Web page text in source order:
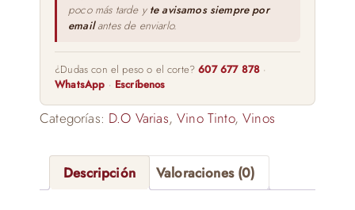
poco más tarde y te avisamos siempre por
emailantes de enviarlo.
¿Dudas con el peso o el corte?607 677 878 ·
WhatsApp · Escríbenos
Categorías: D.O Varias,Vino Tinto,Vinos
Descripción Valoraciones (0)